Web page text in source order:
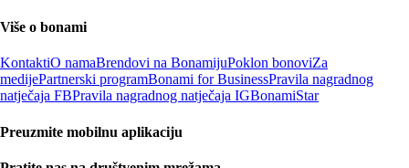
Više o bonami
KontaktiO namaBrendovi na BonamijuPoklon bonoviZa
medijePartnerski programBonami for BusinessPravila nagradnog
natječaja FBPravila nagradnog natječaja IGBonamiStar
Preuzmite mobilnu aplikaciju